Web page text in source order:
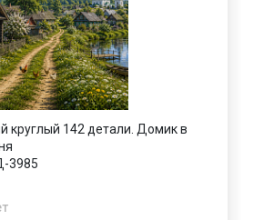
круглый 142 детали. Домик в
3985